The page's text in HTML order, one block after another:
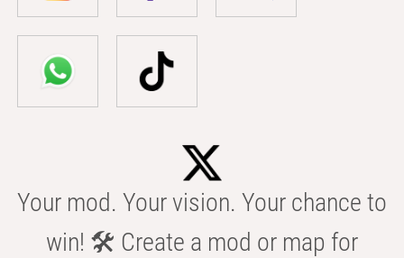
Your mod. Your vision. Your chance to
win! 🛠️ Create a mod or map for